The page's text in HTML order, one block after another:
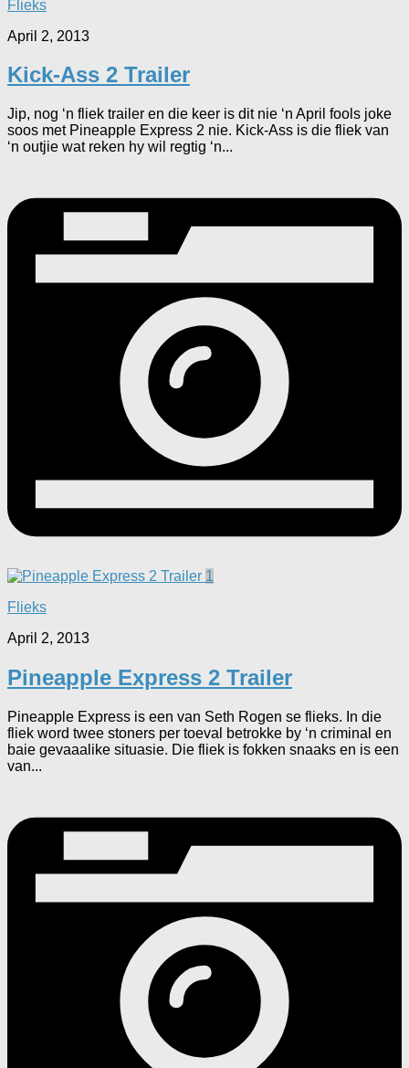
Flieks
April 2, 2013
Kick-Ass 2 Trailer
Jip, nog ‘n fliek trailer en die keer is dit nie ‘n April fools joke
soos met Pineapple Express 2 nie. Kick-Ass is die fliek van
‘n outjie wat reken hy wil regtig ‘n...
1
Flieks
April 2, 2013
Pineapple Express 2 Trailer
Pineapple Express is een van Seth Rogen se flieks. In die
fliek word twee stoners per toeval betrokke by ‘n criminal en
baie gevaaalike situasie. Die fliek is fokken snaaks en is een
van...